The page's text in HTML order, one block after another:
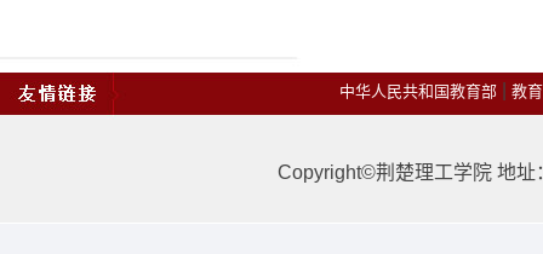
中华人民共和国教育部| 教
Copyright©荆楚理工学院 地址